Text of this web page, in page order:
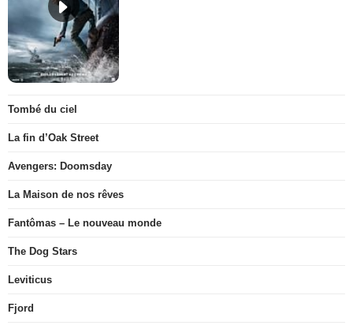
Tombé du ciel
La fin d’Oak Street
Avengers: Doomsday
La Maison de nos rêves
Fantômas – Le nouveau monde
The Dog Stars
Leviticus
Fjord